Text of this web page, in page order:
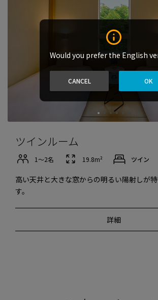
Would you prefer the English
CANCEL OK
ツインルーム
1〜2名 19.8m² ツイン
高い天井と大きな窓からの明るい陽射しが
す。
詳細